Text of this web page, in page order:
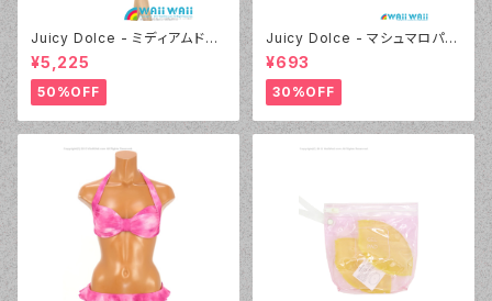
Juicy Dolce - ミディアムドッ
ト（4412 - 60:グリーン）
¥5,225
50%OFF
Juicy Dolce - マシュマロパッ
ド（032 - 40:イエロー）
¥693
30%OFF